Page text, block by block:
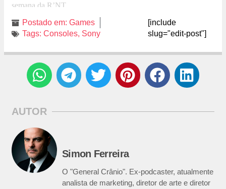
semana da R’NT.
Postado em: Games
Tags: Consoles, Sony
[include
slug="edit-post"]
AUTOR
Simon Ferreira
O "General Crânio". Ex-podcaster, atualmente
analista de marketing, diretor de arte e diretor